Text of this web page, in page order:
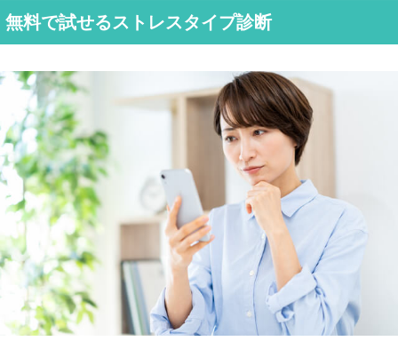
無料で試せるストレスタイプ診断